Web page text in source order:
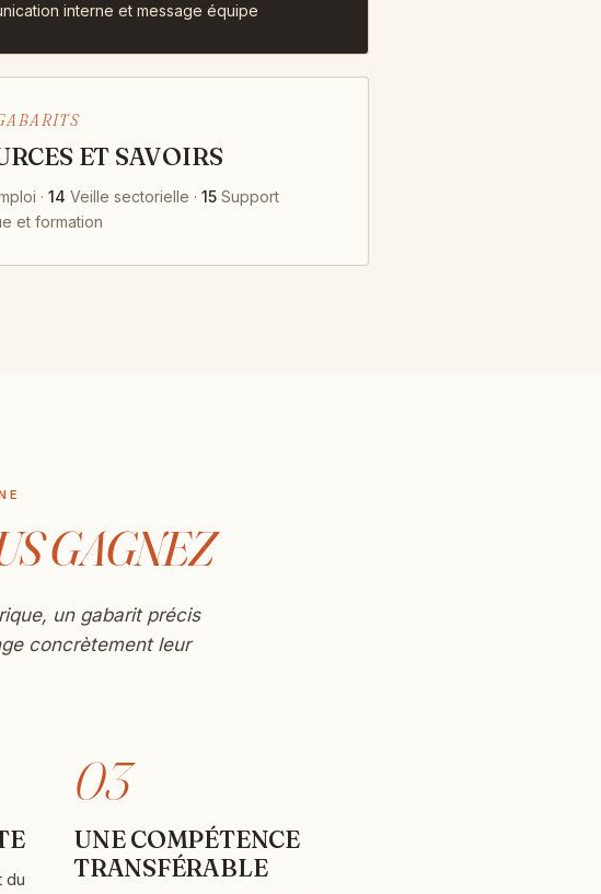
interne et message équipe
ET SAVOIRS
· 14 Veille sectorielle · 15 Support
et formation
GAGNEZ
un gabarit précis
concrètement leur
du
03
UNE COMPÉTENCE
TRANSFÉRABLE